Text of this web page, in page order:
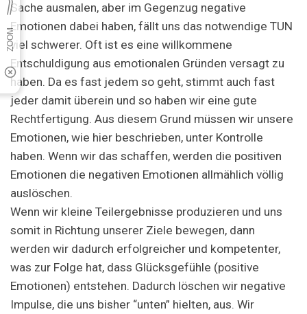
Sache ausmalen, aber im Gegenzug negative
Emotionen dabei haben, fällt uns das notwendige TUN
viel schwerer. Oft ist es eine willkommene
Entschuldigung aus emotionalen Gründen versagt zu
haben. Da es fast jedem so geht, stimmt auch fast
jeder damit überein und so haben wir eine gute
Rechtfertigung. Aus diesem Grund müssen wir unsere
Emotionen, wie hier beschrieben, unter Kontrolle
haben. Wenn wir das schaffen, werden die positiven
Emotionen die negativen Emotionen allmählich völlig
auslöschen.
Wenn wir kleine Teilergebnisse produzieren und uns
somit in Richtung unserer Ziele bewegen, dann
werden wir dadurch erfolgreicher und kompetenter,
was zur Folge hat, dass Glücksgefühle (positive
Emotionen) entstehen. Dadurch löschen wir negative
Impulse, die uns bisher “unten” hielten, aus. Wir